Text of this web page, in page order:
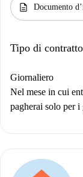
description Documento
Tipo di contratto
Giornaliero
Nel mese in cui
pagherai solo per